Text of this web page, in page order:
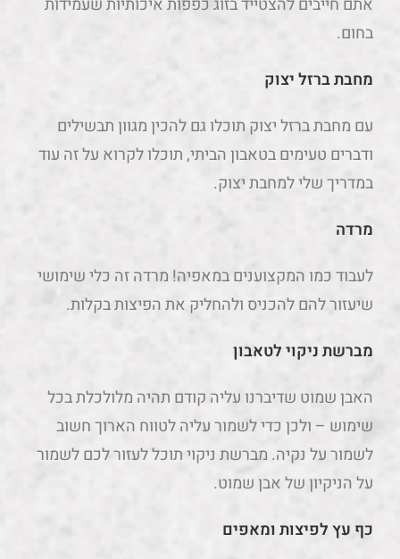
בחום.
מחבת ברזל יצוק
עם מחבת ברזל יצוק תוכלו גם להכין מגוון תבשילים
ודברים טעימים בטאבון הביתי, תוכלו לקרוא על זה עוד
במדריך שלי למחבת יצוק.
מרדה
לעבוד כמו המקצוענים במאפיה! מרדה זה כלי שימושי
שיעזור להם להכניס ולהחליק את הפיצות בקלות.
מברשת ניקוי לטאבון
האבן שמוט שדיברנו עליה קודם תהיה מלולכלת בכל
שימוש – ולכן כדי לשמור עליה לטווח הארוך חשוב
לשמור על נקיה. מברשת ניקוי תוכל לעזור לכם לשמור
על הניקיון של אבן שמוט.
כף עץ לפיצות ומאפים